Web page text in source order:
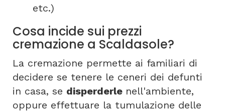
etc.)
Cosa incide sui prezzi
cremazione a Scaldasole?
La cremazione permette ai familiari di
decidere se tenere le ceneri dei defunti
in casa, se disperderle nell'ambiente,
oppure effettuare la tumulazione delle